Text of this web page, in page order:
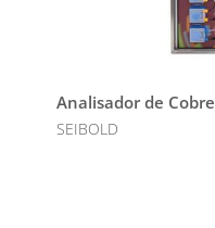
Analisador de Cobre
SEIBOLD